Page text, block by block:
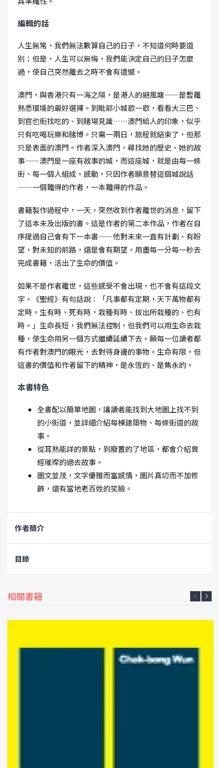
編輯的話
人生無常，我們無法數算自己的日子，不知道何時要道
別；但是，人生可以無悔，我們能決定自己的日子怎麼
過，使自己突然離去之時不會有遺憾。
澳門，與香港只有一海之隔，是港人的避風塘——是暫離
熟悉環境的最好選擇。到毗鄰小城歇一歇，看看大三巴、
到官也街找吃的、到賭場見識……澳門給人的印象，似乎
只有吃喝玩樂和賭博。只需一兩日，旅程就結束了，但那
只是表面的澳門。作者深入澳門，尋找她的歷史、她的故
事——澳門是一座有故事的城，而這座城，就是由每一條
街、每一個人組成。感動，只因作者願意替這個城說話
——一個難得的作者，一本難得的作品。
書籍製作過程中，一天，突然收到作者離世的消息，留下
了這本未及出版的書。這是作者的第二本作品，作者在自
序提過自己會有下一本書——他對未來一直有計劃、有盼
望，對未知的前路，還是會有期望，用盡每一分每一秒去
完成書籍，活出了生命的價值。
如果不是作者離世，這些感受不會出現，也不會有這段文
字。《聖經》有句話說：「凡事都有定期，天下萬物都有
定時。生有時、死有時，栽種有時、拔出所栽種的、也有
時。」生命長短，我們無法控制，但我們可以用生命去栽
種，使生命用另一個方式繼續延續下去。願每一位讀者都
有作者對澳門的眼光，去對待身邊的事物。生命有限，但
這書的價值和作者留下的精神，是永恆的、是雋永的。
本書特色
全書配以簡單地圖，讓讀者能找到大地圖上找不到
的小街道，並詳細介紹每棟建築物、每條街道的故
事。
從耳熟能詳的景點，到廢置的了地區，都會介紹曾
經璀璨的過去故事。
圖文並茂，文字優雅而富感情，圖片真切而不加修
飾，還有當地老百姓的笑臉。
作者簡介
目錄
相關書籍